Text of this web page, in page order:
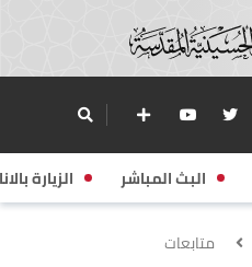
البث المباشر الزيارة
متابعات